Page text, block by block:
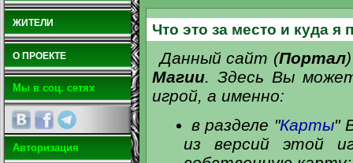
ЖИТЕЛИ
О ПРОЕКТЕ
Мы в соц. сетях
Авторизация
Что это за место и куда я
Данный сайт (Портал
Магии. Здесь Вы
игрой, а именно:
в разделе "Карты"
из версий этой